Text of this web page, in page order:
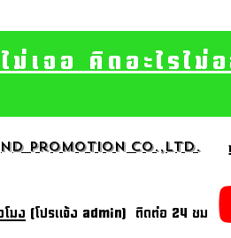
ม่เจอ คิดอะไรไ
promotion CO.,Ltd.
มง (โปรแจ้ง admin) ติดต่อ 24 ชม